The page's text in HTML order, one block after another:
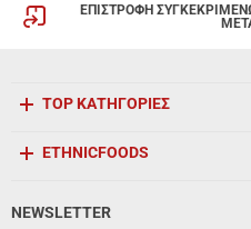
ΕΠΙΣΤΡΟΦΗ
TOP ΚΑΤΗΓΟΡΙΕΣ
ETHNICFOODS
NEWSLETTER